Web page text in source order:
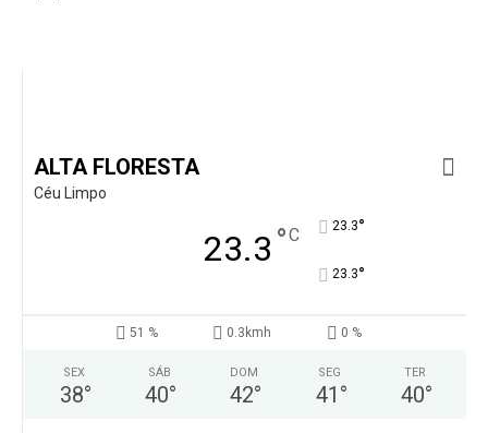
ALTA FLORESTA
Céu Limpo
23.3 °C 23.3°
23.3°
51 % 0.3kmh 0 %
SEX
38°
SÁB
40°
DOM
42°
SEG
41 °
TER
40°